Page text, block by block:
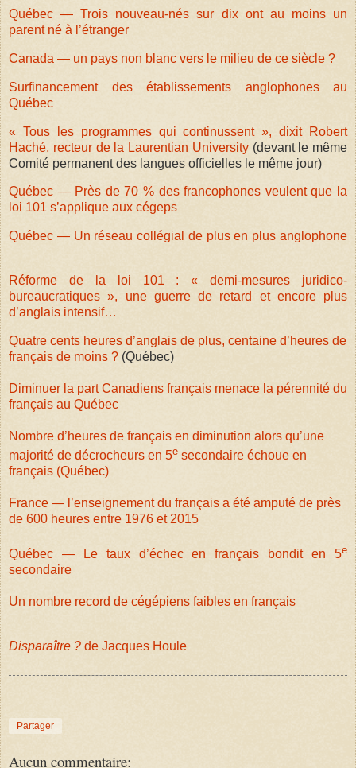
Québec — Trois nouveau-nés sur dix ont au moins un
parent né à l’étranger
Canada — un pays non blanc vers le milieu de ce siècle ?
Surfinancement des établissements anglophones au
Québec
« Tous les programmes qui continussent », dixit Robert
Haché, recteur de la Laurentian University(devant le même
Comité permanent des langues officielles le même jour)
Québec — Près de 70 % des francophones veulent que la
loi 101 s’applique aux cégeps
Québec — Un réseau collégial de plus en plus anglophone
Réforme de la loi 101 : « demi-mesures juridico-
bureaucratiques », une guerre de retard et encore plus
d’anglais intensif…
Quatre cents heures d’anglais de plus, centaine d’heures de
français de moins ? (Québec)
Diminuer la part Canadiens français menace la pérennité du
français au Québec
Nombre d’heures de français en diminution alors qu’une
majorité de décrocheurs en 5e secondaire échoue en
français (Québec)
France — l’enseignement du français a été amputé de près
de 600 heures entre 1976 et 2015
Québec — Le taux d’échec en français bondit en 5e
secondaire
Un nombre record de cégépiens faibles en français
Disparaître ? de Jacques Houle
Partager
Aucun commentaire: